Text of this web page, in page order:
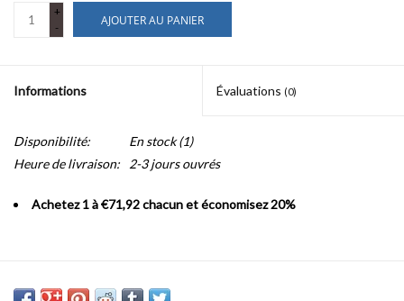
+
-
AJOUTER AU PANIER
Informations Évaluations (0)
Disponibilité: En stock(1)
Heure de livraison: 2-3 jours ouvrés
Achetez 1 à €71,92 chacun et économisez 20%